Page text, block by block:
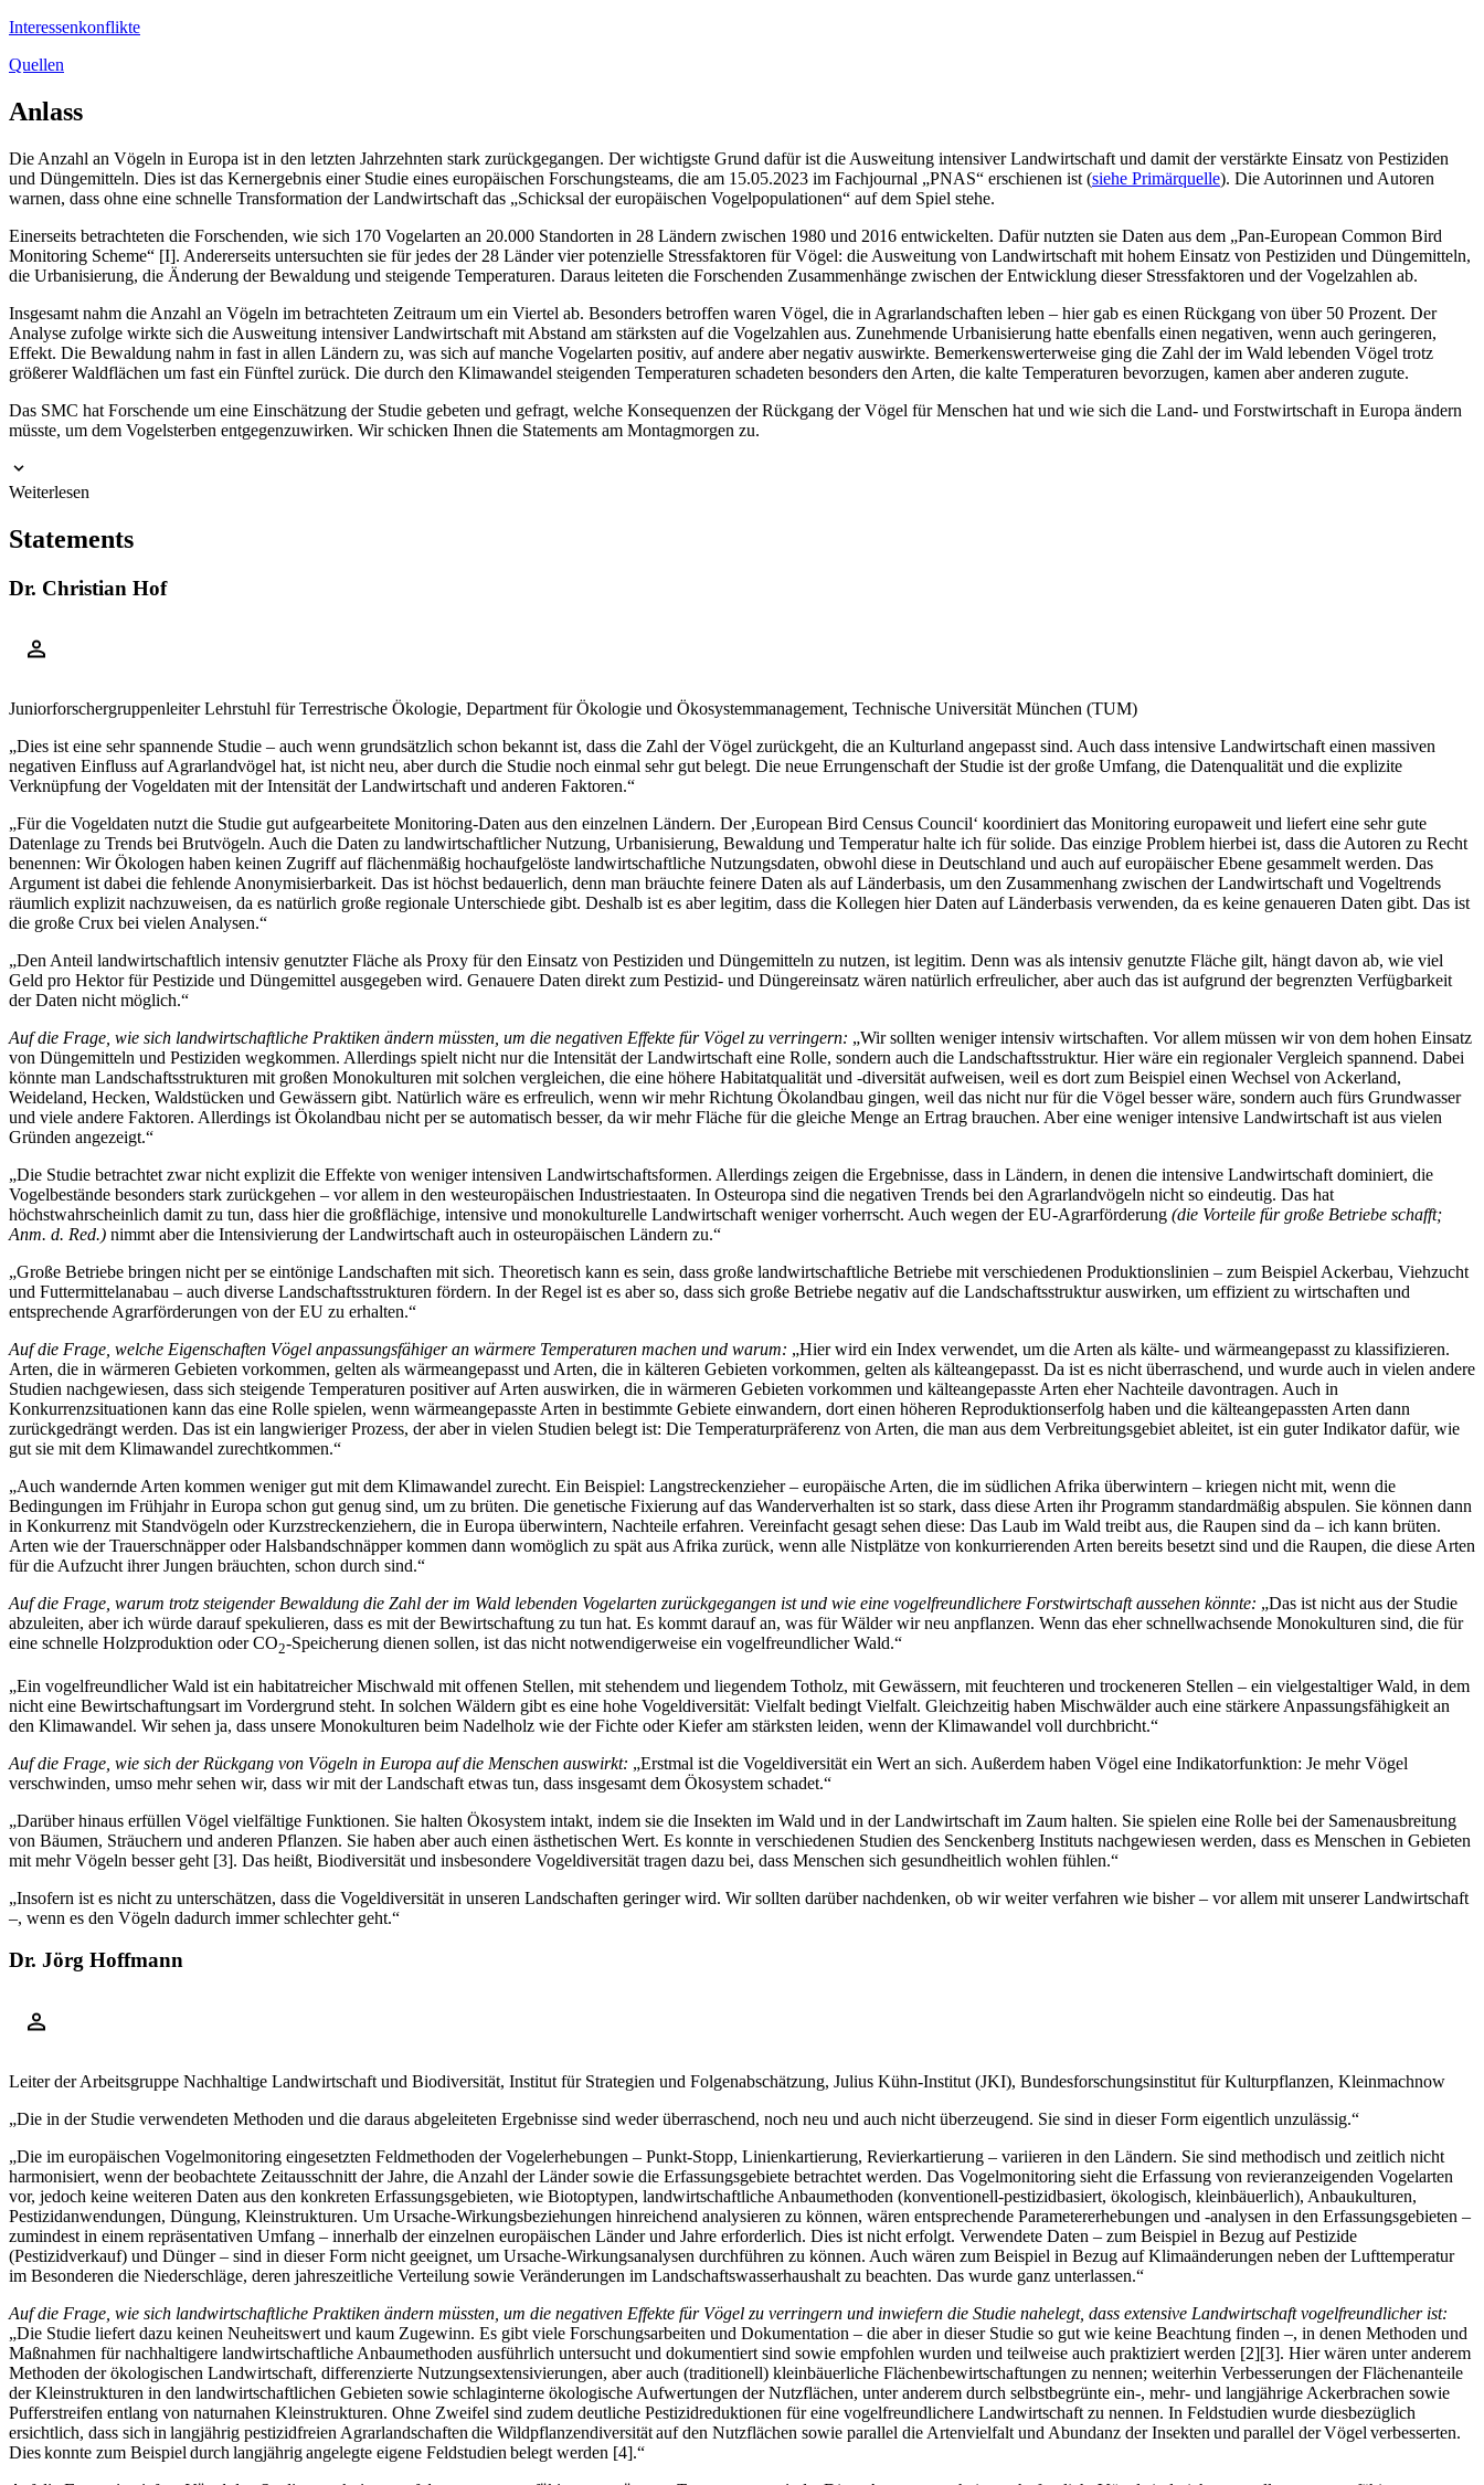
Interessenkonflikte
Quellen
Anlass
Die Anzahl an Vögeln in Europa ist in den letzten Jahrzehnten stark zurückgegangen. Der wichtigste Grund dafür ist die Ausweitung intensiver Landwirtschaft und damit der verstärkte Einsatz von Pestiziden
und Düngemitteln. Dies ist das Kernergebnis einer Studie eines europäischen Forschungsteams, die am 15.05.2023 im Fachjournal „PNAS“ erschienen ist (siehe Primärquelle). Die Autorinnen und Autoren
warnen, dass ohne eine schnelle Transformation der Landwirtschaft das „Schicksal der europäischen Vogelpopulationen“ auf dem Spiel stehe.
Einerseits betrachteten die Forschenden, wie sich 170 Vogelarten an 20.000 Standorten in 28 Ländern zwischen 1980 und 2016 entwickelten. Dafür nutzten sie Daten aus dem „Pan-European Common Bird
Monitoring Scheme“ [I]. Andererseits untersuchten sie für jedes der 28 Länder vier potenzielle Stressfaktoren für Vögel: die Ausweitung von Landwirtschaft mit hohem Einsatz von Pestiziden und Düngemitteln,
die Urbanisierung, die Änderung der Bewaldung und steigende Temperaturen. Daraus leiteten die Forschenden Zusammenhänge zwischen der Entwicklung dieser Stressfaktoren und der Vogelzahlen ab.
Insgesamt nahm die Anzahl an Vögeln im betrachteten Zeitraum um ein Viertel ab. Besonders betroffen waren Vögel, die in Agrarlandschaften leben – hier gab es einen Rückgang von über 50 Prozent. Der
Analyse zufolge wirkte sich die Ausweitung intensiver Landwirtschaft mit Abstand am stärksten auf die Vogelzahlen aus. Zunehmende Urbanisierung hatte ebenfalls einen negativen, wenn auch geringeren,
Effekt. Die Bewaldung nahm in fast in allen Ländern zu, was sich auf manche Vogelarten positiv, auf andere aber negativ auswirkte. Bemerkenswerterweise ging die Zahl der im Wald lebenden Vögel trotz
größerer Waldflächen um fast ein Fünftel zurück. Die durch den Klimawandel steigenden Temperaturen schadeten besonders den Arten, die kalte Temperaturen bevorzugen, kamen aber anderen zugute.
Das SMC hat Forschende um eine Einschätzung der Studie gebeten und gefragt, welche Konsequenzen der Rückgang der Vögel für Menschen hat und wie sich die Land- und Forstwirtschaft in Europa ändern
müsste, um dem Vogelsterben entgegenzuwirken. Wir schicken Ihnen die Statements am Montagmorgen zu.
Weiterlesen
Statements
Dr. Christian Hof
Juniorforschergruppenleiter Lehrstuhl für Terrestrische Ökologie, Department für Ökologie und Ökosystemmanagement, Technische Universität München (TUM)
„Dies ist eine sehr spannende Studie – auch wenn grundsätzlich schon bekannt ist, dass die Zahl der Vögel zurückgeht, die an Kulturland angepasst sind. Auch dass intensive Landwirtschaft einen massiven
negativen Einfluss auf Agrarlandvögel hat, ist nicht neu, aber durch die Studie noch einmal sehr gut belegt. Die neue Errungenschaft der Studie ist der große Umfang, die Datenqualität und die explizite
Verknüpfung der Vogeldaten mit der Intensität der Landwirtschaft und anderen Faktoren.“
„Für die Vogeldaten nutzt die Studie gut aufgearbeitete Monitoring-Daten aus den einzelnen Ländern. Der ,European Bird Census Council‘ koordiniert das Monitoring europaweit und liefert eine sehr gute
Datenlage zu Trends bei Brutvögeln. Auch die Daten zu landwirtschaftlicher Nutzung, Urbanisierung, Bewaldung und Temperatur halte ich für solide. Das einzige Problem hierbei ist, dass die Autoren zu Recht
benennen: Wir Ökologen haben keinen Zugriff auf flächenmäßig hochaufgelöste landwirtschaftliche Nutzungsdaten, obwohl diese in Deutschland und auch auf europäischer Ebene gesammelt werden. Das
Argument ist dabei die fehlende Anonymisierbarkeit. Das ist höchst bedauerlich, denn man bräuchte feinere Daten als auf Länderbasis, um den Zusammenhang zwischen der Landwirtschaft und Vogeltrends
räumlich explizit nachzuweisen, da es natürlich große regionale Unterschiede gibt. Deshalb ist es aber legitim, dass die Kollegen hier Daten auf Länderbasis verwenden, da es keine genaueren Daten gibt. Das ist
die große Crux bei vielen Analysen.“
„Den Anteil landwirtschaftlich intensiv genutzter Fläche als Proxy für den Einsatz von Pestiziden und Düngemitteln zu nutzen, ist legitim. Denn was als intensiv genutzte Fläche gilt, hängt davon ab, wie viel
Geld pro Hektor für Pestizide und Düngemittel ausgegeben wird. Genauere Daten direkt zum Pestizid- und Düngereinsatz wären natürlich erfreulicher, aber auch das ist aufgrund der begrenzten Verfügbarkeit
der Daten nicht möglich.“
Auf die Frage, wie sich landwirtschaftliche Praktiken ändern müssten, um die negativen Effekte für Vögel zu verringern: „Wir sollten weniger intensiv wirtschaften. Vor allem müssen wir von dem hohen Einsatz
von Düngemitteln und Pestiziden wegkommen. Allerdings spielt nicht nur die Intensität der Landwirtschaft eine Rolle, sondern auch die Landschaftsstruktur. Hier wäre ein regionaler Vergleich spannend. Dabei
könnte man Landschaftsstrukturen mit großen Monokulturen mit solchen vergleichen, die eine höhere Habitatqualität und -diversität aufweisen, weil es dort zum Beispiel einen Wechsel von Ackerland,
Weideland, Hecken, Waldstücken und Gewässern gibt. Natürlich wäre es erfreulich, wenn wir mehr Richtung Ökolandbau gingen, weil das nicht nur für die Vögel besser wäre, sondern auch fürs Grundwasser
und viele andere Faktoren. Allerdings ist Ökolandbau nicht per se automatisch besser, da wir mehr Fläche für die gleiche Menge an Ertrag brauchen. Aber eine weniger intensive Landwirtschaft ist aus vielen
Gründen angezeigt.“
„Die Studie betrachtet zwar nicht explizit die Effekte von weniger intensiven Landwirtschaftsformen. Allerdings zeigen die Ergebnisse, dass in Ländern, in denen die intensive Landwirtschaft dominiert, die
Vogelbestände besonders stark zurückgehen – vor allem in den westeuropäischen Industriestaaten. In Osteuropa sind die negativen Trends bei den Agrarlandvögeln nicht so eindeutig. Das hat
höchstwahrscheinlich damit zu tun, dass hier die großflächige, intensive und monokulturelle Landwirtschaft weniger vorherrscht. Auch wegen der EU-Agrarförderung (die Vorteile für große Betriebe schafft;
Anm. d. Red.) nimmt aber die Intensivierung der Landwirtschaft auch in osteuropäischen Ländern zu.“
„Große Betriebe bringen nicht per se eintönige Landschaften mit sich. Theoretisch kann es sein, dass große landwirtschaftliche Betriebe mit verschiedenen Produktionslinien – zum Beispiel Ackerbau, Viehzucht
und Futtermittelanabau – auch diverse Landschaftsstrukturen fördern. In der Regel ist es aber so, dass sich große Betriebe negativ auf die Landschaftsstruktur auswirken, um effizient zu wirtschaften und
entsprechende Agrarförderungen von der EU zu erhalten.“
Auf die Frage, welche Eigenschaften Vögel anpassungsfähiger an wärmere Temperaturen machen und warum: „Hier wird ein Index verwendet, um die Arten als kälte- und wärmeangepasst zu klassifizieren.
Arten, die in wärmeren Gebieten vorkommen, gelten als wärmeangepasst und Arten, die in kälteren Gebieten vorkommen, gelten als kälteangepasst. Da ist es nicht überraschend, und wurde auch in vielen andere
Studien nachgewiesen, dass sich steigende Temperaturen positiver auf Arten auswirken, die in wärmeren Gebieten vorkommen und kälteangepasste Arten eher Nachteile davontragen. Auch in
Konkurrenzsituationen kann das eine Rolle spielen, wenn wärmeangepasste Arten in bestimmte Gebiete einwandern, dort einen höheren Reproduktionserfolg haben und die kälteangepassten Arten dann
zurückgedrängt werden. Das ist ein langwieriger Prozess, der aber in vielen Studien belegt ist: Die Temperaturpräferenz von Arten, die man aus dem Verbreitungsgebiet ableitet, ist ein guter Indikator dafür, wie
gut sie mit dem Klimawandel zurechtkommen.“
„Auch wandernde Arten kommen weniger gut mit dem Klimawandel zurecht. Ein Beispiel: Langstreckenzieher – europäische Arten, die im südlichen Afrika überwintern – kriegen nicht mit, wenn die
Bedingungen im Frühjahr in Europa schon gut genug sind, um zu brüten. Die genetische Fixierung auf das Wanderverhalten ist so stark, dass diese Arten ihr Programm standardmäßig abspulen. Sie können dann
in Konkurrenz mit Standvögeln oder Kurzstreckenziehern, die in Europa überwintern, Nachteile erfahren. Vereinfacht gesagt sehen diese: Das Laub im Wald treibt aus, die Raupen sind da – ich kann brüten.
Arten wie der Trauerschnäpper oder Halsbandschnäpper kommen dann womöglich zu spät aus Afrika zurück, wenn alle Nistplätze von konkurrierenden Arten bereits besetzt sind und die Raupen, die diese Arten
für die Aufzucht ihrer Jungen bräuchten, schon durch sind.“
Auf die Frage, warum trotz steigender Bewaldung die Zahl der im Wald lebenden Vogelarten zurückgegangen ist und wie eine vogelfreundlichere Forstwirtschaft aussehen könnte: „Das ist nicht aus der Studie
abzuleiten, aber ich würde darauf spekulieren, dass es mit der Bewirtschaftung zu tun hat. Es kommt darauf an, was für Wälder wir neu anpflanzen. Wenn das eher schnellwachsende Monokulturen sind, die für
eine schnelle Holzproduktion oder CO2-Speicherung dienen sollen, ist das nicht notwendigerweise ein vogelfreundlicher Wald.“
„Ein vogelfreundlicher Wald ist ein habitatreicher Mischwald mit offenen Stellen, mit stehendem und liegendem Totholz, mit Gewässern, mit feuchteren und trockeneren Stellen – ein vielgestaltiger Wald, in dem
nicht eine Bewirtschaftungsart im Vordergrund steht. In solchen Wäldern gibt es eine hohe Vogeldiversität: Vielfalt bedingt Vielfalt. Gleichzeitig haben Mischwälder auch eine stärkere Anpassungsfähigkeit an
den Klimawandel. Wir sehen ja, dass unsere Monokulturen beim Nadelholz wie der Fichte oder Kiefer am stärksten leiden, wenn der Klimawandel voll durchbricht.“
Auf die Frage, wie sich der Rückgang von Vögeln in Europa auf die Menschen auswirkt: „Erstmal ist die Vogeldiversität ein Wert an sich. Außerdem haben Vögel eine Indikatorfunktion: Je mehr Vögel
verschwinden, umso mehr sehen wir, dass wir mit der Landschaft etwas tun, dass insgesamt dem Ökosystem schadet.“
„Darüber hinaus erfüllen Vögel vielfältige Funktionen. Sie halten Ökosystem intakt, indem sie die Insekten im Wald und in der Landwirtschaft im Zaum halten. Sie spielen eine Rolle bei der Samenausbreitung
von Bäumen, Sträuchern und anderen Pflanzen. Sie haben aber auch einen ästhetischen Wert. Es konnte in verschiedenen Studien des Senckenberg Instituts nachgewiesen werden, dass es Menschen in Gebieten
mit mehr Vögeln besser geht [3]. Das heißt, Biodiversität und insbesondere Vogeldiversität tragen dazu bei, dass Menschen sich gesundheitlich wohlen fühlen.“
„Insofern ist es nicht zu unterschätzen, dass die Vogeldiversität in unseren Landschaften geringer wird. Wir sollten darüber nachdenken, ob wir weiter verfahren wie bisher – vor allem mit unserer Landwirtschaft
–, wenn es den Vögeln dadurch immer schlechter geht.“
Dr. Jörg Hoffmann
Leiter der Arbeitsgruppe Nachhaltige Landwirtschaft und Biodiversität, Institut für Strategien und Folgenabschätzung, Julius Kühn-Institut (JKI), Bundesforschungsinstitut für Kulturpflanzen, Kleinmachnow
„Die in der Studie verwendeten Methoden und die daraus abgeleiteten Ergebnisse sind weder überraschend, noch neu und auch nicht überzeugend. Sie sind in dieser Form eigentlich unzulässig.“
„Die im europäischen Vogelmonitoring eingesetzten Feldmethoden der Vogelerhebungen – Punkt-Stopp, Linienkartierung, Revierkartierung – variieren in den Ländern. Sie sind methodisch und zeitlich nicht
harmonisiert, wenn der beobachtete Zeitausschnitt der Jahre, die Anzahl der Länder sowie die Erfassungsgebiete betrachtet werden. Das Vogelmonitoring sieht die Erfassung von revieranzeigenden Vogelarten
vor, jedoch keine weiteren Daten aus den konkreten Erfassungsgebieten, wie Biotoptypen, landwirtschaftliche Anbaumethoden (konventionell-pestizidbasiert, ökologisch, kleinbäuerlich), Anbaukulturen,
Pestizidanwendungen, Düngung, Kleinstrukturen. Um Ursache-Wirkungsbeziehungen hinreichend analysieren zu können, wären entsprechende Parametererhebungen und -analysen in den Erfassungsgebieten –
zumindest in einem repräsentativen Umfang – innerhalb der einzelnen europäischen Länder und Jahre erforderlich. Dies ist nicht erfolgt. Verwendete Daten – zum Beispiel in Bezug auf Pestizide
(Pestizidverkauf) und Dünger – sind in dieser Form nicht geeignet, um Ursache-Wirkungsanalysen durchführen zu können. Auch wären zum Beispiel in Bezug auf Klimaänderungen neben der Lufttemperatur
im Besonderen die Niederschläge, deren jahreszeitliche Verteilung sowie Veränderungen im Landschaftswasserhaushalt zu beachten. Das wurde ganz unterlassen.“
Auf die Frage, wie sich landwirtschaftliche Praktiken ändern müssten, um die negativen Effekte für Vögel zu verringern und inwiefern die Studie nahelegt, dass extensive Landwirtschaft vogelfreundlicher ist:
„Die Studie liefert dazu keinen Neuheitswert und kaum Zugewinn. Es gibt viele Forschungsarbeiten und Dokumentation – die aber in dieser Studie so gut wie keine Beachtung finden –, in denen Methoden und
Maßnahmen für nachhaltigere landwirtschaftliche Anbaumethoden ausführlich untersucht und dokumentiert sind sowie empfohlen wurden und teilweise auch praktiziert werden [2][3]. Hier wären unter anderem
Methoden der ökologischen Landwirtschaft, differenzierte Nutzungsextensivierungen, aber auch (traditionell) kleinbäuerliche Flächenbewirtschaftungen zu nennen; weiterhin Verbesserungen der Flächenanteile
der Kleinstrukturen in den landwirtschaftlichen Gebieten sowie schlaginterne ökologische Aufwertungen der Nutzflächen, unter anderem durch selbstbegrünte ein-, mehr- und langjährige Ackerbrachen sowie
Pufferstreifen entlang von naturnahen Kleinstrukturen. Ohne Zweifel sind zudem deutliche Pestizidreduktionen für eine vogelfreundlichere Landwirtschaft zu nennen. In Feldstudien wurde diesbezüglich
ersichtlich, dass sich in langjährig pestizidfreien Agrarlandschaften die Wildpflanzendiversität auf den Nutzflächen sowie parallel die Artenvielfalt und Abundanz der Insekten und parallel der Vögel verbesserten.
Dies konnte zum Beispiel durch langjährig angelegte eigene Feldstudien belegt werden [4].“